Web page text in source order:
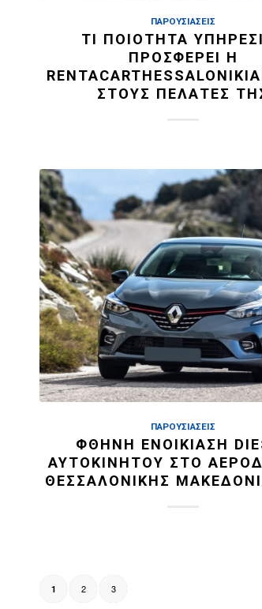
ΠΑΡΟΥΣΙΆΣΕΙΣ
ΤΙ ΠΟΙΌΤΗΤΑ
ΠΡΟΣΦΈΡΕΙ Η
ΣΤΟΥΣ ΠΕΛΆΤΕΣ
ΠΑΡΟΥΣΙΆΣΕΙΣ
ΦΘΗΝΉ ΕΝΟΙΚΊΑΣΗ
ΑΥΤΟΚΙΝΉΤΟΥ ΣΤΟ
ΘΕΣΣΑΛΟΝΊΚΗΣ
1 2 3